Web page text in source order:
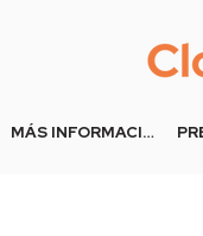
MÁS INFORMACIÓN